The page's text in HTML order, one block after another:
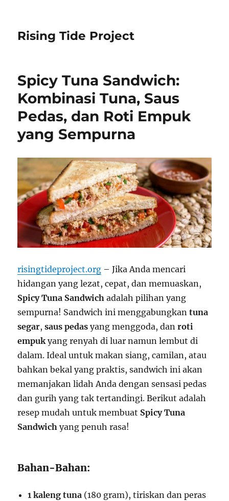
Rising Tide Project
Spicy Tuna Sandwich:
Kombinasi Tuna, Saus
Pedas, dan Roti Empuk
yang Sempurna
risingtideproject.org – Jika Anda mencari
hidangan yang lezat, cepat, dan memuaskan,
Spicy Tuna Sandwich adalah pilihan yang
sempurna! Sandwich ini menggabungkantuna
segar,saus pedas yang menggoda, danroti
empukyang renyah di luar namun lembut di
dalam. Ideal untuk makan siang, camilan, atau
bahkan bekal yang praktis, sandwich ini akan
memanjakan lidah Anda dengan sensasi pedas
dan gurih yang tak tertandingi. Berikut adalah
resep mudah untuk membuat Spicy Tuna
Sandwich yang penuh rasa!
Bahan-Bahan:
1 kaleng tuna (180 gram), tiriskan dan peras